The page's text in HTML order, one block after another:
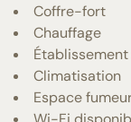
Coffre-fort
Chauffage
Climatisation
Espace